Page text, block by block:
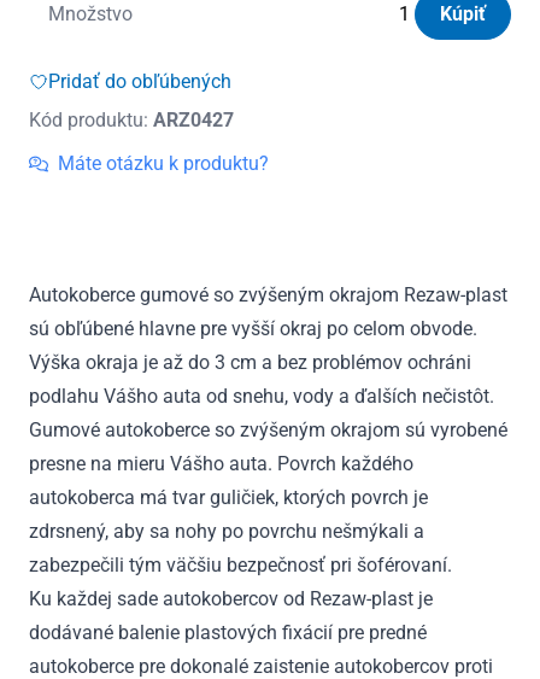
Množstvo
množstvo
gumové
zvýšeným
okrajom
-
2011
Kúpiť
Pridať do obľúbených
Kód produktu: ARZ0427
Máte otázku k produktu?
Autokoberce gumové so zvýšeným okrajom Rezaw-plast
sú obľúbené hlavne pre vyšší okraj po celom obvode.
Výška okraja je až do 3 cm a bez problémov ochráni
podlahu Vášho auta od snehu, vody a ďalších nečistôt.
Gumové autokoberce so zvýšeným okrajom sú vyrobené
presne na mieru Vášho auta. Povrch každého
autokoberca má tvar guličiek, ktorých povrch je
zdrsnený, aby sa nohy po povrchu nešmýkali a
zabezpečili tým väčšiu bezpečnosť pri šoférovaní.
Ku každej sade autokobercov od Rezaw-plast je
dodávané balenie plastových fixácií pre predné
autokoberce pre dokonalé zaistenie autokobercov proti